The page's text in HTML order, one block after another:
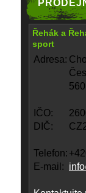
Řehák a
sport
Adresa:
IČO:
DIČ:
Telefon:
E-mail: